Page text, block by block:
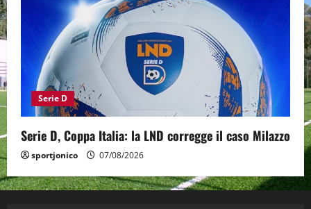
Serie D
Serie D, Coppa Italia: la LND corregge il caso Milazzo
sportjonico 07/08/2026